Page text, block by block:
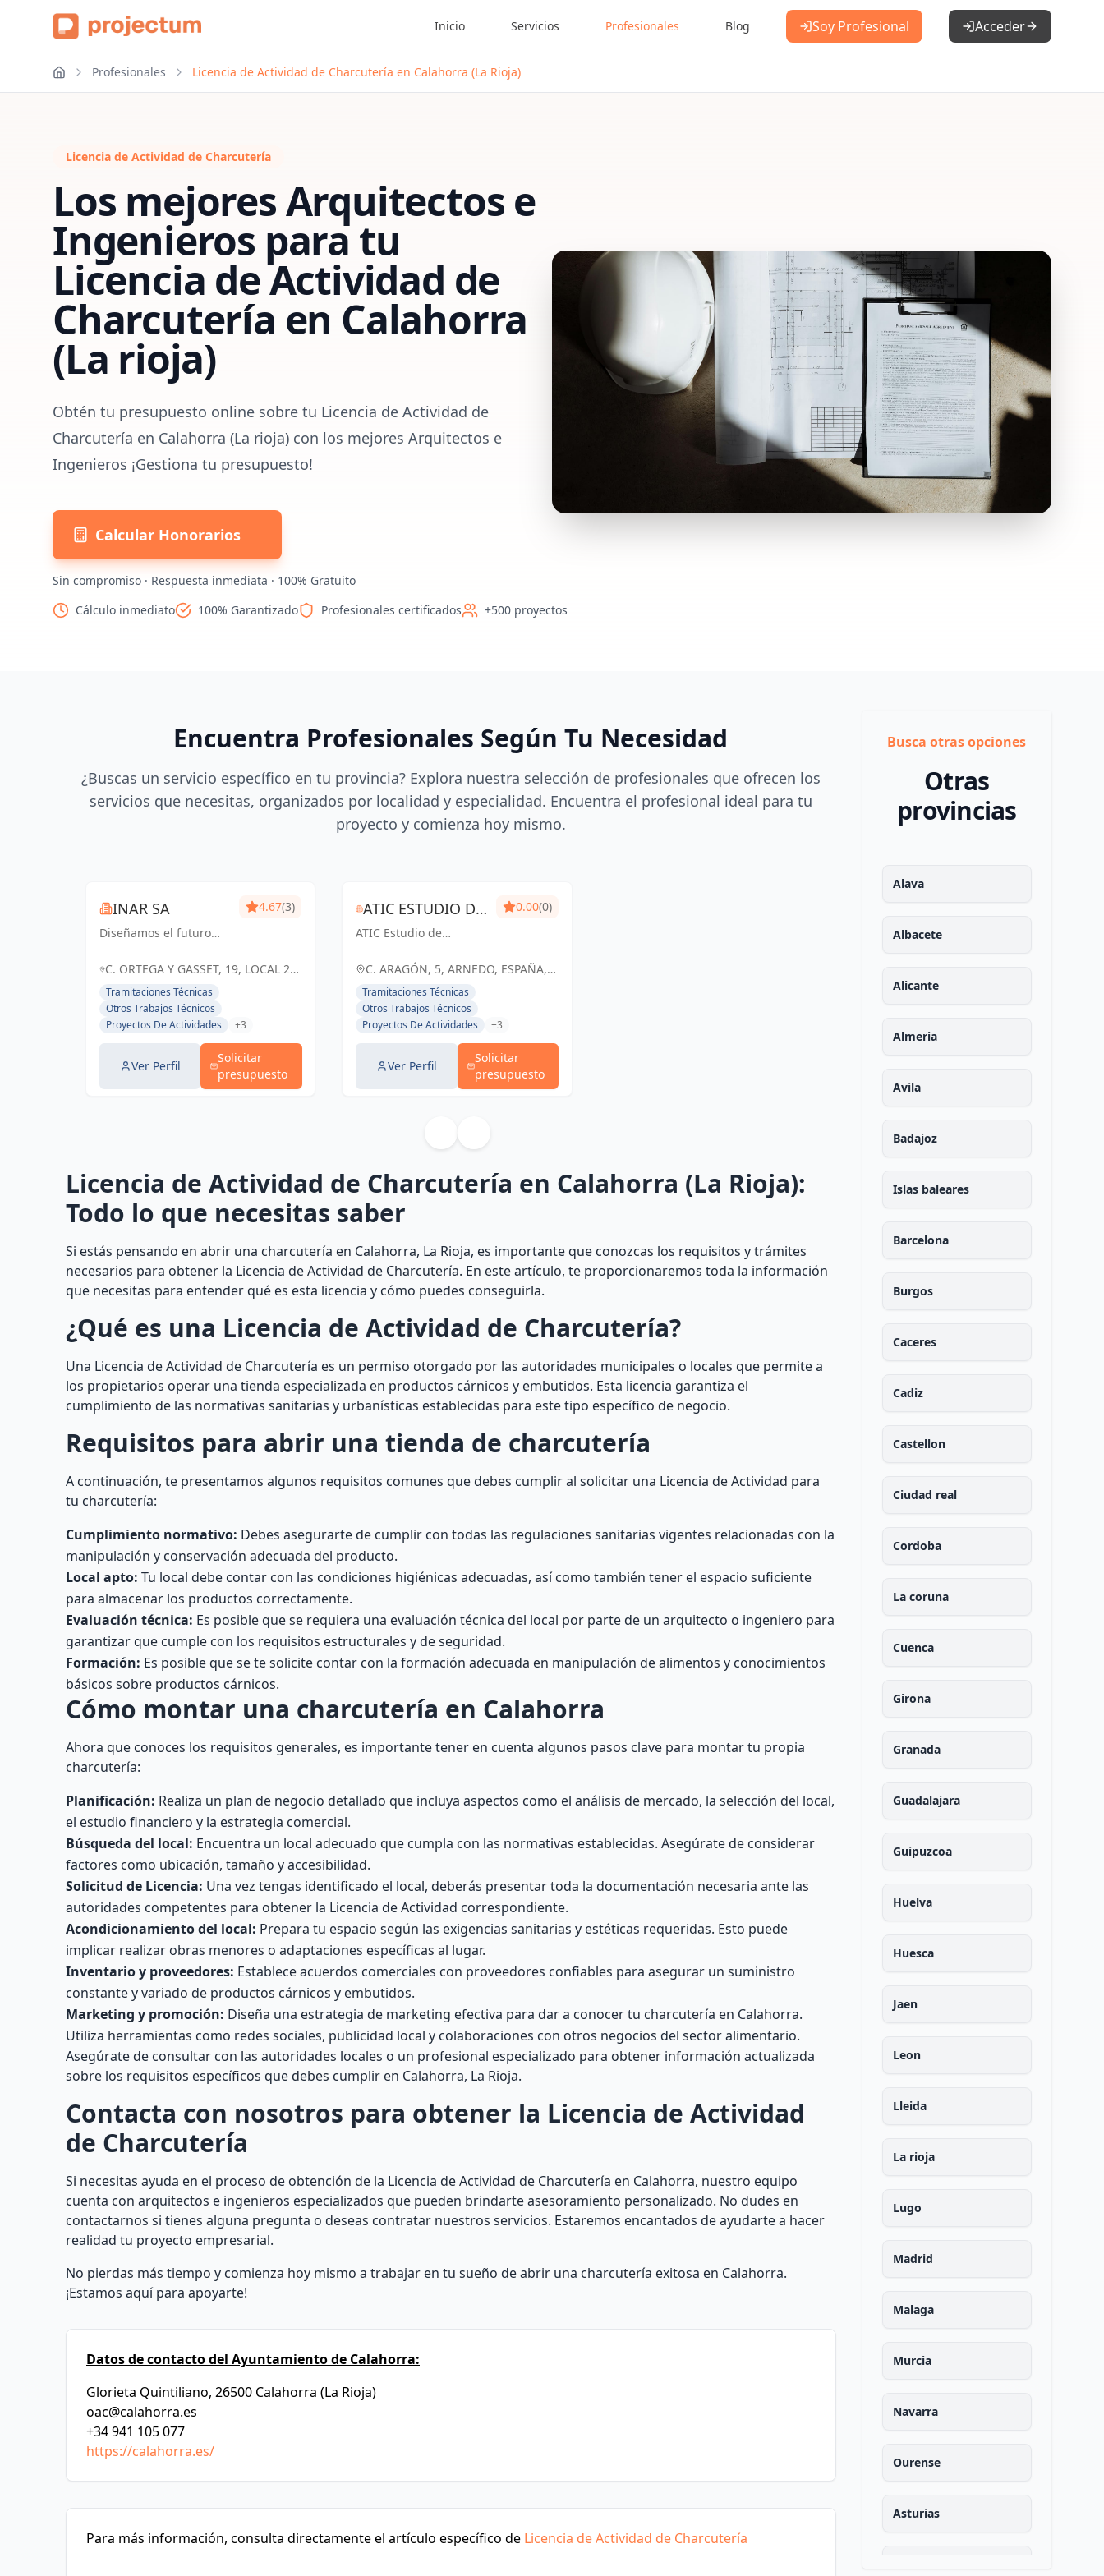
Inicio Servicios Profesionales Blog Soy Profesional Acceder
Profesionales Licencia de Actividad de Charcutería en Calahorra (La Rioja)
Licencia de Actividad de Charcutería
Los mejores Arquitectos e
Ingenieros para tu
Licencia de Actividad de
Charcutería en Calahorra
(La rioja)
Obtén tu presupuesto online sobre tu Licencia de Actividad de
Charcutería en Calahorra (La rioja) con los mejores Arquitectos e
Ingenieros ¡Gestiona tu presupuesto!
Calcular Honorarios
Sin compromiso · Respuesta inmediata · 100% Gratuito
Cálculo inmediato
100% Garantizado Profesionales certificados +500 proyectos
Encuentra Profesionales Según Tu Necesidad
¿Buscas un servicio específico en tu provincia? Explora nuestra selección de profesionales que ofrecen los
servicios que necesitas, organizados por localidad y especialidad. Encuentra el profesional ideal para tu
proyecto y comienza hoy mismo.
INAR SA
Diseñamos el futuro
creatividad,
espacios inspiradores y
funcionales.
4.67(3)
C. ORTEGA Y GASSET, 19, LOCAL 2,
26007 LOGROÑO, ESPAÑA, España
Tramitaciones Técnicas
Otros Trabajos Técnicos
Proyectos De Actividades
+3
Ver Perfil
Solicitar
presupuesto
ATIC ESTUDIO DE
PROYECTOS S.L.
ATIC Estudio de
Transformando ideas
y estéticos que
enriquecen la vida
cotidiana.
0.00(0)
C. ARAGÓN, 5, ARNEDO, ESPAÑA,
España
Tramitaciones Técnicas
Otros Trabajos Técnicos
Proyectos De Actividades
+3
Ver Perfil
Solicitar
presupuesto
Licencia de Actividad de Charcutería en Calahorra (La Rioja):
Todo lo que necesitas saber
Si estás pensando en abrir una charcutería en Calahorra, La Rioja, es importante que conozcas los requisitos y trámites
necesarios para obtener la Licencia de Actividad de Charcutería. En este artículo, te proporcionaremos toda la información
que necesitas para entender qué es esta licencia y cómo puedes conseguirla.
¿Qué es una Licencia de Actividad de Charcutería?
Una Licencia de Actividad de Charcutería es un permiso otorgado por las autoridades municipales o locales que permite a
los propietarios operar una tienda especializada en productos cárnicos y embutidos. Esta licencia garantiza el
cumplimiento de las normativas sanitarias y urbanísticas establecidas para este tipo específico de negocio.
Requisitos para abrir una tienda de charcutería
A continuación, te presentamos algunos requisitos comunes que debes cumplir al solicitar una Licencia de Actividad para
tu charcutería:
Cumplimiento normativo: Debes asegurarte de cumplir con todas las regulaciones sanitarias vigentes relacionadas con la
manipulación y conservación adecuada del producto.
Local apto: Tu local debe contar con las condiciones higiénicas adecuadas, así como también tener el espacio suficiente
para almacenar los productos correctamente.
Evaluación técnica: Es posible que se requiera una evaluación técnica del local por parte de un arquitecto o ingeniero para
garantizar que cumple con los requisitos estructurales y de seguridad.
Formación: Es posible que se te solicite contar con la formación adecuada en manipulación de alimentos y conocimientos
básicos sobre productos cárnicos.
Cómo montar una charcutería en Calahorra
Ahora que conoces los requisitos generales, es importante tener en cuenta algunos pasos clave para montar tu propia
charcutería:
Planificación: Realiza un plan de negocio detallado que incluya aspectos como el análisis de mercado, la selección del local,
el estudio financiero y la estrategia comercial.
Búsqueda del local: Encuentra un local adecuado que cumpla con las normativas establecidas. Asegúrate de considerar
factores como ubicación, tamaño y accesibilidad.
Solicitud de Licencia: Una vez tengas identificado el local, deberás presentar toda la documentación necesaria ante las
autoridades competentes para obtener la Licencia de Actividad correspondiente.
Acondicionamiento del local: Prepara tu espacio según las exigencias sanitarias y estéticas requeridas. Esto puede
implicar realizar obras menores o adaptaciones específicas al lugar.
Inventario y proveedores: Establece acuerdos comerciales con proveedores confiables para asegurar un suministro
constante y variado de productos cárnicos y embutidos.
Marketing y promoción: Diseña una estrategia de marketing efectiva para dar a conocer tu charcutería en Calahorra.
Utiliza herramientas como redes sociales, publicidad local y colaboraciones con otros negocios del sector alimentario.
Asegúrate de consultar con las autoridades locales o un profesional especializado para obtener información actualizada
sobre los requisitos específicos que debes cumplir en Calahorra, La Rioja.
Contacta con nosotros para obtener la Licencia de Actividad
de Charcutería
Si necesitas ayuda en el proceso de obtención de la Licencia de Actividad de Charcutería en Calahorra, nuestro equipo
cuenta con arquitectos e ingenieros especializados que pueden brindarte asesoramiento personalizado. No dudes en
contactarnos si tienes alguna pregunta o deseas contratar nuestros servicios. Estaremos encantados de ayudarte a hacer
realidad tu proyecto empresarial.
No pierdas más tiempo y comienza hoy mismo a trabajar en tu sueño de abrir una charcutería exitosa en Calahorra.
¡Estamos aquí para apoyarte!
Datos de contacto del Ayuntamiento de Calahorra:
Glorieta Quintiliano, 26500 Calahorra (La Rioja)
oac@calahorra.es
+34 941 105 077
https://calahorra.es/
Para más información, consulta directamente el artículo específico de Licencia de Actividad de Charcutería
Busca otras opciones
Otras
provincias
Alava
Albacete
Alicante
Almeria
Avila
Badajoz
Islas baleares
Barcelona
Burgos
Caceres
Cadiz
Castellon
Ciudad real
Cordoba
La coruna
Cuenca
Girona
Granada
Guadalajara
Guipuzcoa
Huelva
Huesca
Jaen
Leon
Lleida
La rioja
Lugo
Madrid
Malaga
Murcia
Navarra
Ourense
Asturias